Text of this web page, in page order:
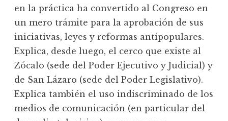
en la práctica ha convertido al Congreso en
un mero trámite para la aprobación de sus
iniciativas, leyes y reformas antipopulares.
Explica, desde luego, el cerco que existe al
Zócalo (sede del Poder Ejecutivo y Judicial) y
de San Lázaro (sede del Poder Legislativo).
Explica también el uso indiscriminado de los
medios de comunicación (en particular del